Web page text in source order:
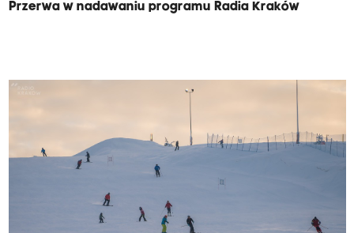
Przerwa w nadawaniu programu Radia Kraków